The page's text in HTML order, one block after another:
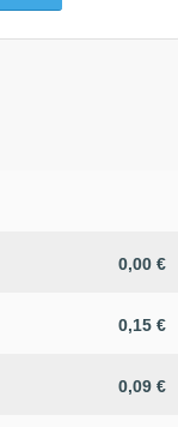
0,00 €
0,15 €
0,09 €